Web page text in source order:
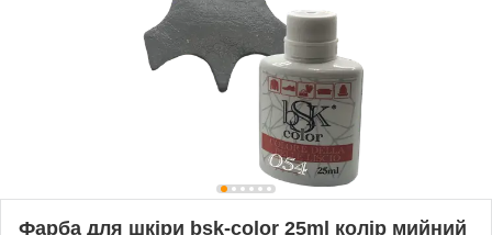
Фарба для шкіри bsk-color 25ml колір мийний